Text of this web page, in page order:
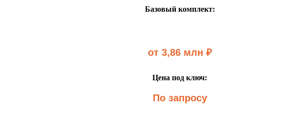
Базовый комплект:
от 3,86 млн ₽
Цена под ключ:
По запросу